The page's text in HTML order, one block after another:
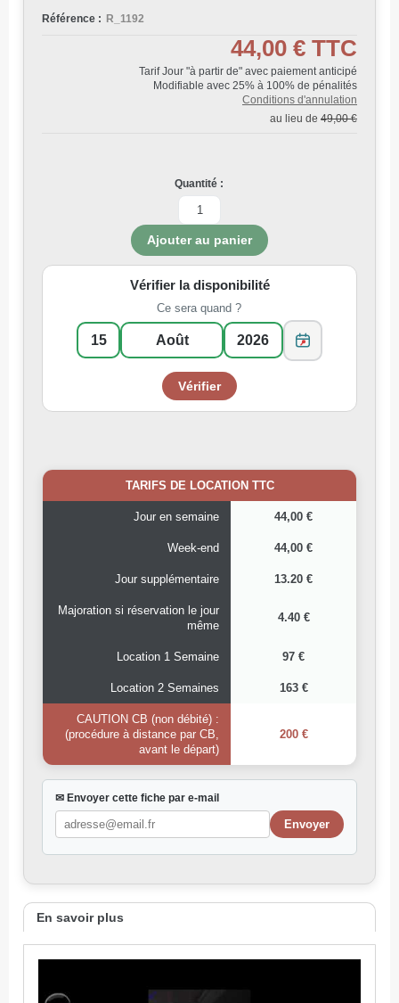
Référence : R_1192
44,00 € TTC
Tarif Jour "à partir de" avec paiement anticipé
Modifiable avec 25% à 100% de pénalités
Conditions d'annulation
au lieu de 49,00 €
Quantité :
Vérifier la disponibilité
Ce sera quand ?
TARIFS DE LOCATION TTC
Jour en semaine 44,00 €
Week-end 44,00 €
Jour supplémentaire 13.20 €
Majoration si réservation le jour
même
4.40 €
Location 1 Semaine 97 €
Location 2 Semaines 163 €
CAUTION CB (non débité) :
(procédure à distance par CB,
avant le départ)
200 €
✉ Envoyer cette fiche par e-mail
En savoir plus